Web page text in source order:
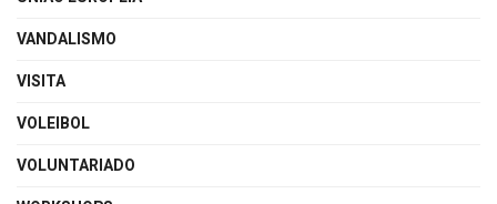
VANDALISMO
VISITA
VOLEIBOL
VOLUNTARIADO